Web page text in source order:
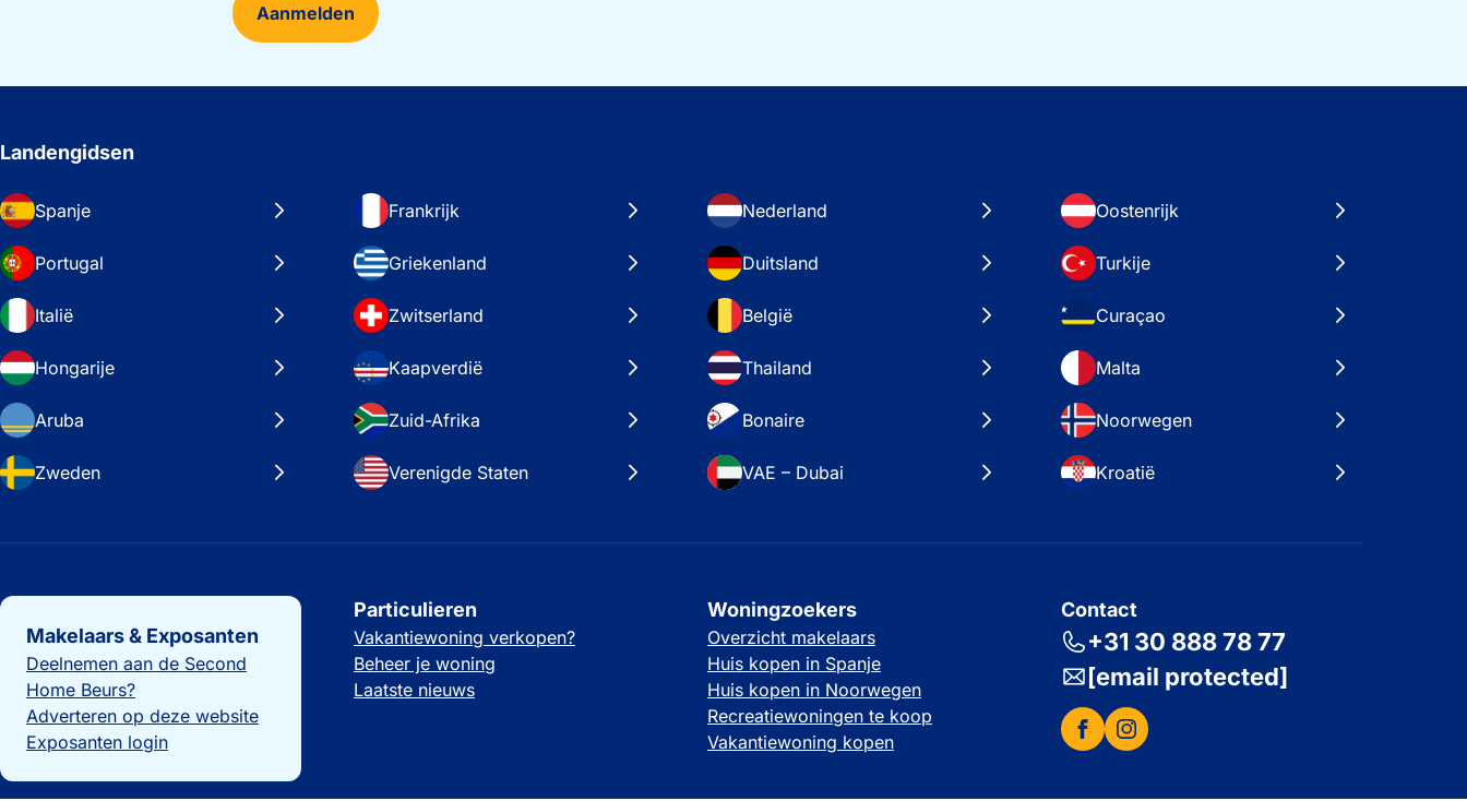
Aanmelden
Landengidsen
Spanje Frankrijk Nederland Oostenrijk
Portugal Griekenland Duitsland Turkije
Italië Zwitserland België Curaçao
Hongarije Kaapverdië Thailand Malta
Aruba Zuid-Afrika Bonaire Noorwegen
Zweden Verenigde Staten VAE – Dubai Kroatië
Belangrijke links
Makelaars & Exposanten
Deelnemen aan de Second
Home Beurs?
Adverteren op deze website
Exposanten login
Particulieren
Vakantiewoning verkopen?
Beheer je woning
Laatste nieuws
Woningzoekers
Overzicht makelaars
Huis kopen in Spanje
Huis kopen in Noorwegen
Recreatiewoningen te koop
Vakantiewoning kopen
Contact
+31 30 888 78 77
[email protected]